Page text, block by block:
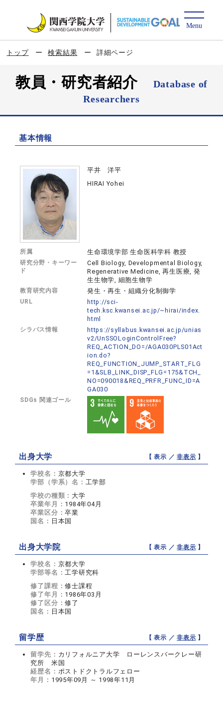
トップ 検索結果 詳細ページ
教員・研究者紹介
Database of
Researchers
基本情報
平井 洋平
HIRAI Yohei
所属 生命環境学部 生命医科学科 教授
研究分野・キーワー
ド
Cell Biology, Developmental Biology,
Regenerative Medicine, 再生医療, 発
生生物学, 細胞生物学
教育研究内容 発生・再生・組織分化制御学
URL
http://sci-
tech.ksc.kwansei.ac.jp/~hirai/index.
html
シラバス情報
https://syllabus.kwansei.ac.jp/unias
v2/UnSSOLoginControlFree?
REQ_ACTION_DO=/AGA030PLS01Act
ion.do?
REQ_FUNCTION_JUMP_START_FLG
=1&SLB_LINK_DISP_FLG=175&TCH_
NO=090018&REQ_PRFR_FUNC_ID=A
GA030
SDGs 関連ゴール
出身大学 【 表示 ／非表示 】
学校名： 京都大学
学部（学系）名： 工学部
学校の種類： 大学
卒業年月： 1984年04月
卒業区分：卒業
国名： 日本国
出身大学院 【 表示 ／非表示 】
学校名： 京都大学
学部等名：工学研究科
修了課程：修士課程
修了年月： 1986年03月
修了区分：修了
国名： 日本国
留学歴 【 表示 ／非表示 】
留学先： カリフォルニア大学 ローレンスバークレー研
究所 米国
経歴名： ポストドクトラルフェロー
年月： 1995年09月 ～ 1998年11月